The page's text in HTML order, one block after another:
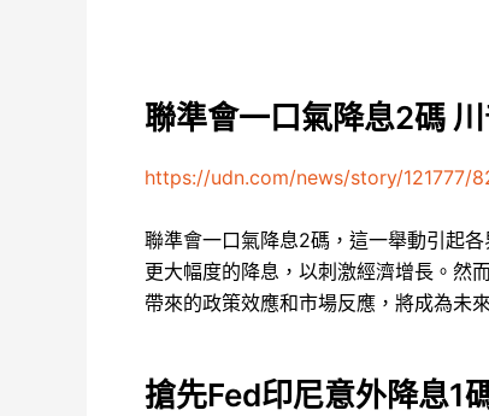
聯準會一口氣降息2碼
https://udn.com/news/story/121777/
聯準會一口氣降息2碼，這一舉動引起
更大幅度的降息，以刺激經濟增長。然
帶來的政策效應和市場反應，將成為未
搶先Fed印尼意外降息1